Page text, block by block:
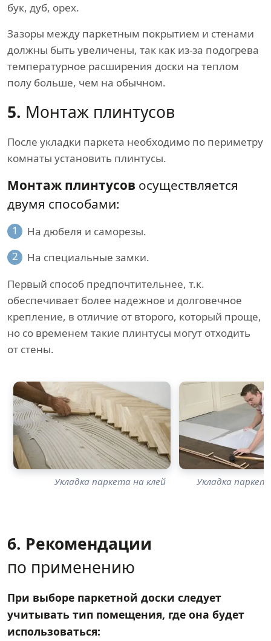
бук, дуб, орех.
Зазоры между паркетным покрытием и стенами
должны быть увеличены, так как из-за подогрева
температурное расширения доски на теплом
полу больше, чем на обычном.
5. Монтаж плинтусов
После укладки паркета необходимо по периметру
комнаты установить плинтусы.
Монтаж плинтусов осуществляется
двумя способами:
1
На дюбеля и саморезы.
2
На специальные замки.
Первый способ предпочтительнее, т.к.
обеспечивает более надежное и долговечное
крепление, в отличие от второго, который проще,
но со временем такие плинтусы могут отходить
от стены.
Укладка паркета на клей Укладка
6. Рекомендации
по применению
При выборе паркетной доски следует
учитывать тип помещения, где она будет
использоваться: